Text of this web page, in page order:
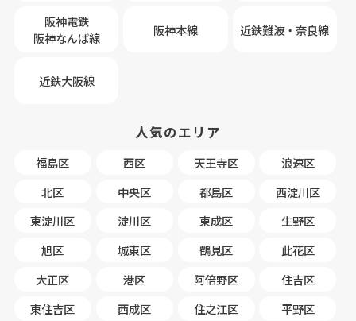
阪神電鉄
阪神なんば線
阪神本線 近鉄難波・奈良線
近鉄大阪線
人気のエリア
福島区 西区 天王寺区
浪速区
北区
中央区 都島区
西淀川区
東淀川区
淀川区 東成区
生野区
旭区
城東区 鶴見区
此花区
大正区
港区 阿倍野区
住吉区
東住吉区
西成区 住之江区 平野区